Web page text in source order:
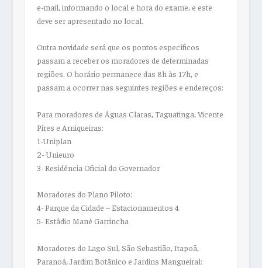
e-mail, informando o local e hora do exame, e este
deve ser apresentado no local.
Outra novidade será que os pontos específicos
passam a receber os moradores de determinadas
regiões. O horário permanece das 8h às 17h, e
passam a ocorrer nas seguintes regiões e endereços:
Para moradores de Águas Claras, Taguatinga, Vicente
Pires e Arniqueiras:
1-Uniplan
2- Unieuro
3- Residência Oficial do Governador
Moradores do Plano Piloto:
4- Parque da Cidade – Estacionamentos 4
5- Estádio Mané Garrincha
Moradores do Lago Sul, São Sebastião, Itapoã,
Paranoá, Jardim Botânico e Jardins Mangueiral: